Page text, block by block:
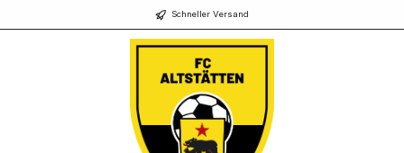
Schneller Versand